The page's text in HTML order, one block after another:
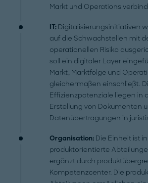
Markt und Operations
IT: Digitalisierungsinitiativen
auf die Schwachstellen mit
operationellen Risiko
soll ein digitaler Layer
Markt, Marktfolge und
gleichermaßen einschließt.
Effizienzpotenziale liegen in
Erstellung von Dokumenten
Datenübertragungen in
Organisation: Die Einheit ist
produktorientierte
ergänzt durch
Kompetenzcenter. Die